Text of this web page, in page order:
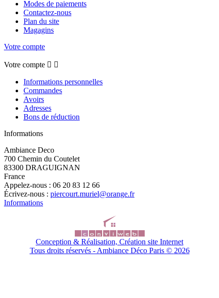
Modes de paiements
Contactez-nous
Plan du site
Magagins
Votre compte
Votre compte  
Informations personnelles
Commandes
Avoirs
Adresses
Bons de réduction
Informations
Ambiance Deco
700 Chemin du Coutelet
83300 DRAGUIGNAN
France
Appelez-nous : 06 20 83 12 66
Écrivez-nous : piercourt.muriel@orange.fr
Informations
Conception & Réalisation, Création site Internet
Tous droits réservés - Ambiance Déco Paris © 2026